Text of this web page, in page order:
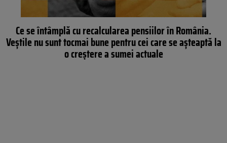
Ce se întâmplă cu recalcularea pensiilor în România.
Veștile nu sunt tocmai bune pentru cei care se așteaptă la
o creștere a sumei actuale